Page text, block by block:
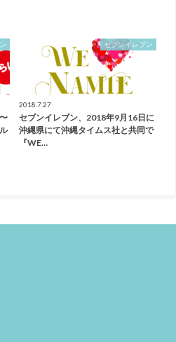
セブンイレブン
2018.7.27
セブンイレブン、2018年9月16日に
沖縄県にて沖縄タイムス社と共同で
『WE…